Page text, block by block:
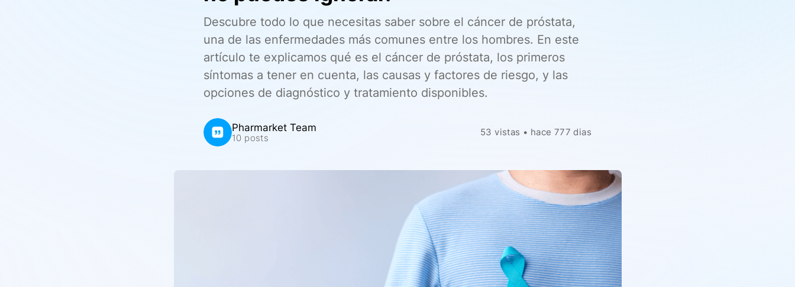
Descubre todo lo que necesitas saber sobre el cáncer de próstata,
una de las enfermedades más comunes entre los hombres. En este
artículo te explicamos qué es el cáncer de próstata, los primeros
síntomas a tener en cuenta, las causas y factores de riesgo, y las
opciones de diagnóstico y tratamiento disponibles.
Pharmarket Team
10 posts
53 vistas • hace 777 dias